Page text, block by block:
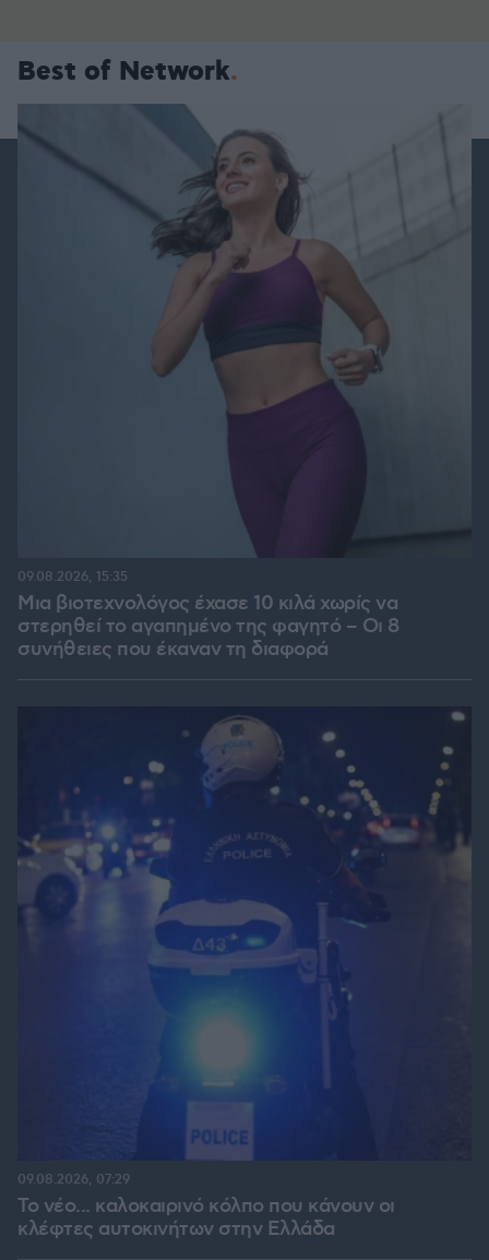
Best of Network
Μια βιοτεχνολόγος έχασε 10 κιλά χωρίς να
στερηθεί το αγαπημένο της φαγητό – Οι 8
συνήθειες που έκαναν τη διαφορά
09.08.2026, 15:35
Το νέο... καλοκαιρινό κόλπο που κάνουν οι
κλέφτες αυτοκινήτων στην Ελλάδα
09.08.2026, 07:29